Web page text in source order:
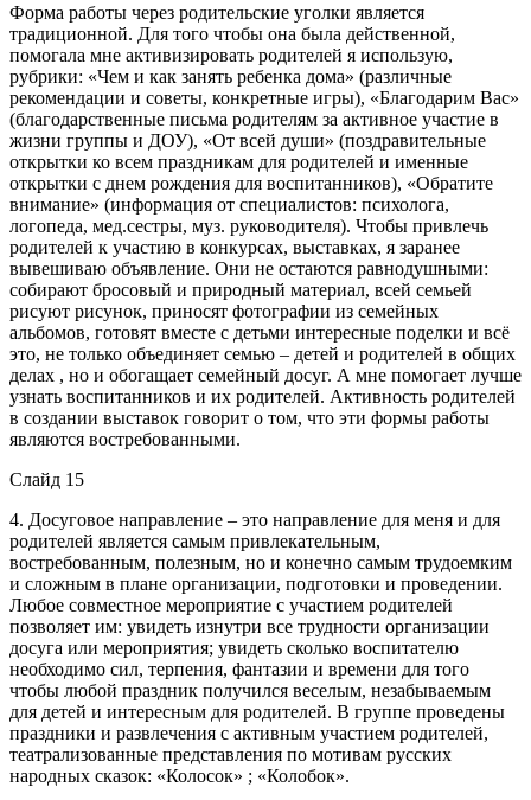
Форма работы через родительские уголки является
традиционной. Для того чтобы она была действенной,
помогала мне активизировать родителей я использую,
рубрики: «Чем и как занять ребенка дома» (различные
рекомендации и советы, конкретные игры), «Благодарим Вас»
(благодарственные письма родителям за активное участие в
жизни группы и ДОУ), «От всей души» (поздравительные
открытки ко всем праздникам для родителей и именные
открытки с днем рождения для воспитанников), «Обратите
внимание» (информация от специалистов: психолога,
логопеда, мед.сестры, муз. руководителя). Чтобы привлечь
родителей к участию в конкурсах, выставках, я заранее
вывешиваю объявление. Они не остаются равнодушными:
собирают бросовый и природный материал, всей семьей
рисуют рисунок, приносят фотографии из семейных
альбомов, готовят вместе с детьми интересные поделки и всё
это, не только объединяет семью – детей и родителей в общих
делах , но и обогащает семейный досуг. А мне помогает лучше
узнать воспитанников и их родителей. Активность родителей
в создании выставок говорит о том, что эти формы работы
являются востребованными.
Слайд 15
4. Досуговое направление – это направление для меня и для
родителей является самым привлекательным,
востребованным, полезным, но и конечно самым трудоемким
и сложным в плане организации, подготовки и проведении.
Любое совместное мероприятие с участием родителей
позволяет им: увидеть изнутри все трудности организации
досуга или мероприятия; увидеть сколько воспитателю
необходимо сил, терпения, фантазии и времени для того
чтобы любой праздник получился веселым, незабываемым
для детей и интересным для родителей. В группе проведены
праздники и развлечения с активным участием родителей,
театрализованные представления по мотивам русских
народных сказок: «Колосок» ; «Колобок».